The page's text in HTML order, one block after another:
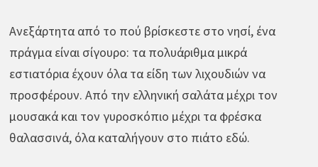
Ανεξάρτητα από το πού βρίσκεστε στο νησί, ένα
πράγμα είναι σίγουρο: τα πολυάριθμα μικρά
εστιατόρια έχουν όλα τα είδη των λιχουδιών να
προσφέρουν. Από την ελληνική σαλάτα μέχρι τον
μουσακά και τον γυροσκόπιο μέχρι τα φρέσκα
θαλασσινά, όλα καταλήγουν στο πιάτο εδώ.